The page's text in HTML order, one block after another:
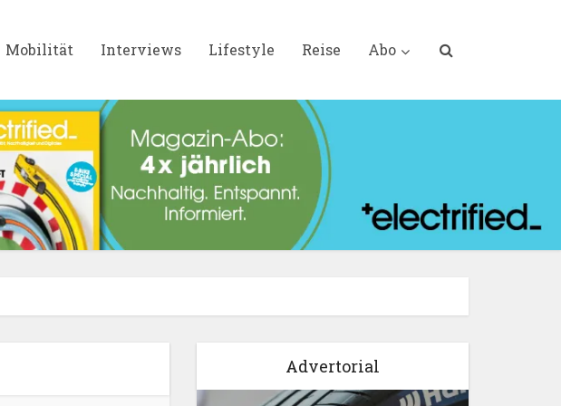
Mobilität Interviews Lifestyle Reise Abo
Advertorial